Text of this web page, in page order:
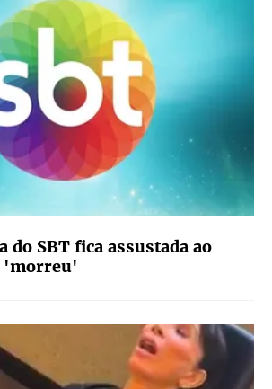
do SBT fica assustada ao
'morreu'